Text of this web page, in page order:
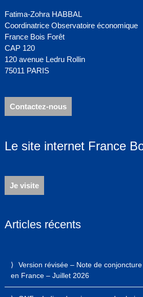
Fatima-Zohra HABBAL
Coordinatrice Observatoire économique
France Bois Forêt
CAP 120
120 avenue Ledru Rollin
75011 PARIS
Contactez-nous
Le site internet France
Je visite
Articles récents
Version révisée – Note de
en France – Juillet 2026